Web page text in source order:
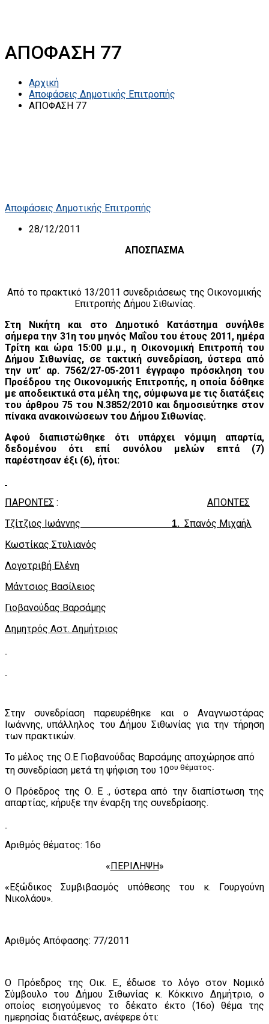
ΑΠΟΦΑΣΗ 77
Αρχική
Αποφάσεις Δημοτικής Επιτροπής
ΑΠΟΦΑΣΗ 77
Αποφάσεις Δημοτικής Επιτροπής
28/12/2011
ΑΠΟΣΠΑΣΜΑ
Από το πρακτικό 13/2011 συνεδριάσεως της Οικονομικής
Επιτροπής Δήμου Σιθωνίας.
Στη Νικήτη και στο Δημοτικό Κατάστημα συνήλθε
σήμερα την 31η του μηνός Μαΐου του έτους 2011, ημέρα
Τρίτη και ώρα 15:00 μ.μ., η Οικονομική Επιτροπή του
Δήμου Σιθωνίας, σε τακτική συνεδρίαση, ύστερα από
την υπ’ αρ. 7562/27-05-2011 έγγραφο πρόσκληση του
Προέδρου της Οικονομικής Επιτροπής, η οποία δόθηκε
με αποδεικτικά στα μέλη της, σύμφωνα με τις διατάξεις
του άρθρου 75 του Ν.3852/2010 και δημοσιεύτηκε στον
πίνακα ανακοινώσεων του Δήμου Σιθωνίας.
Αφού διαπιστώθηκε ότι υπάρχει νόμιμη απαρτία,
δεδομένου ότι επί συνόλου μελών επτά (7)
παρέστησαν έξι (6), ήτοι:
ΠΑΡΟΝΤΕΣ : AΠΟΝTEΣ
Τζίτζιος Ιωάννης
1. Σπανός Μιχαήλ
Κωστίκας Στυλιανός
Λογοτριβή Ελένη
Μάντσιος Βασίλειος
Γιοβανούδας Βαρσάμης
Δημητρός Αστ. Δημήτριος
Στην συνεδρίαση παρευρέθηκε και ο Αναγνωστάρας
Ιωάννης, υπάλληλος του Δήμου Σιθωνίας για την τήρηση
των πρακτικών.
Το μέλος της Ο.Ε Γιοβανούδας Βαρσάμης αποχώρησε από
τη συνεδρίαση μετά τη ψήφιση του 10ου θέματος.
Ο Πρόεδρος της Ο. Ε ., ύστερα από την διαπίστωση της
απαρτίας, κήρυξε την έναρξη της συνεδρίασης.
Αριθμός θέματος: 16ο
« ΠΕΡΙΛΗΨΗ»
«Εξώδικος Συμβιβασμός υπόθεσης του κ. Γουργούνη
Νικολάου».
Αριθμός Απόφασης: 77/2011
Ο Πρόεδρος της Οικ. Ε., έδωσε το λόγο στον Νομικό
Σύμβουλο του Δήμου Σιθωνίας κ. Κόκκινο Δημήτριο, ο
οποίος εισηγούμενος το δέκατο έκτο (16ο) θέμα της
ημερησίας διατάξεως, ανέφερε ότι: